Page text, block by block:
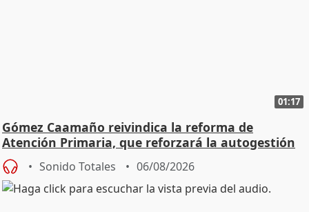
01:17
Gómez Caamaño reivindica la reforma de
Atención Primaria, que reforzará la autogestión
Sonido Totales 06/08/2026